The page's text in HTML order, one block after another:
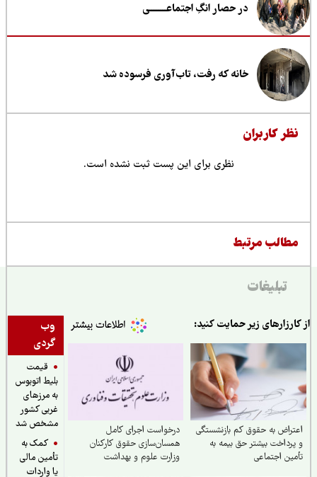
در حصار انگِ اجتماعــــــــی
خانه که رفت، تاب‌آوری فرسوده شد
کاربران
نظری برای این پست ثبت نشده است.
مرتبط
تبلیغات
وب
گردی
قیمت
بلیط اتوبوس
به مرزهای
غربی کشور
مشخص شد
کمک به
تأمین مالی
یا واردات
زیر حمایت کنید:
به حقوق کم بازنشستگی
بیشتر حق بیمه به
اجتماعی
درخواست اجرای کامل
همسان‌سازی حقوق کارکنان
وزارت علوم و بهداشت